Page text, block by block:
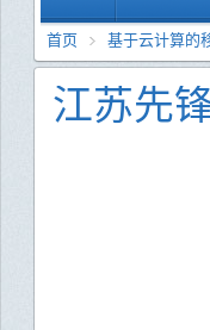
首页 基于云计算的
江苏先